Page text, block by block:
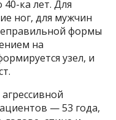
ка лет. Для
ног, для мужчин
формы
на
узел, и
— 53 года,